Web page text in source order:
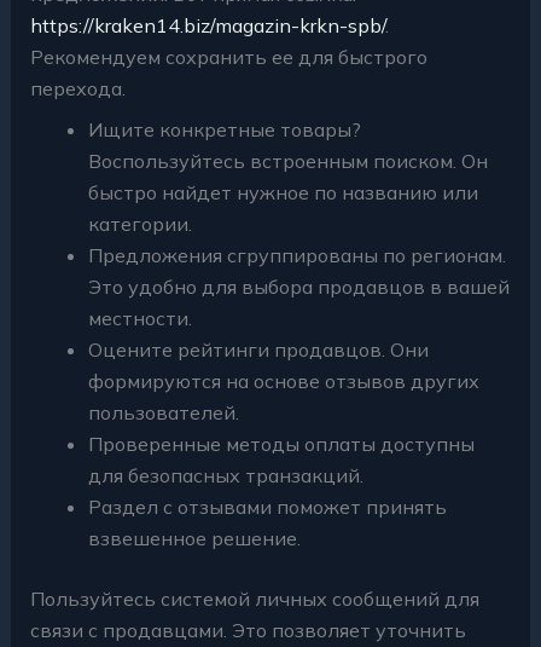
https://kraken14.biz/magazin-krkn-spb/.
Рекомендуем сохранить ее для быстрого
перехода.
Ищите конкретные товары?
Воспользуйтесь встроенным поиском. Он
быстро найдет нужное по названию или
категории.
Предложения сгруппированы по регионам.
Это удобно для выбора продавцов в вашей
местности.
Оцените рейтинги продавцов. Они
формируются на основе отзывов других
пользователей.
Проверенные методы оплаты доступны
для безопасных транзакций.
Раздел с отзывами поможет принять
взвешенное решение.
Пользуйтесь системой личных сообщений для
связи с продавцами. Это позволяет уточнить